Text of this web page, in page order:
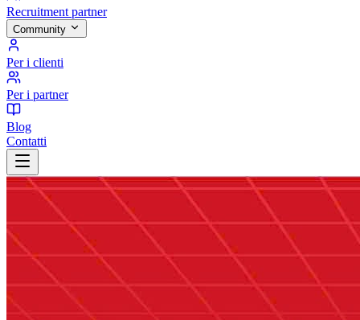
Recruitment partner
Community
Per i clienti
Per i partner
Blog
Contatti